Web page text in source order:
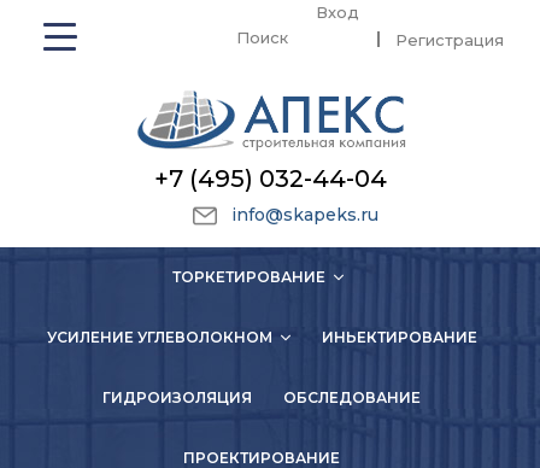
Поиск
Вход
Регистрация
+7 (495) 032-44-04
info@skapeks.ru
ТОРКЕТИРОВАНИЕ
УСИЛЕНИЕ УГЛЕВОЛОКНОМ ИНЬЕКТИРОВАНИЕ
ГИДРОИЗОЛЯЦИЯ ОБСЛЕДОВАНИЕ
ПРОЕКТИРОВАНИЕ